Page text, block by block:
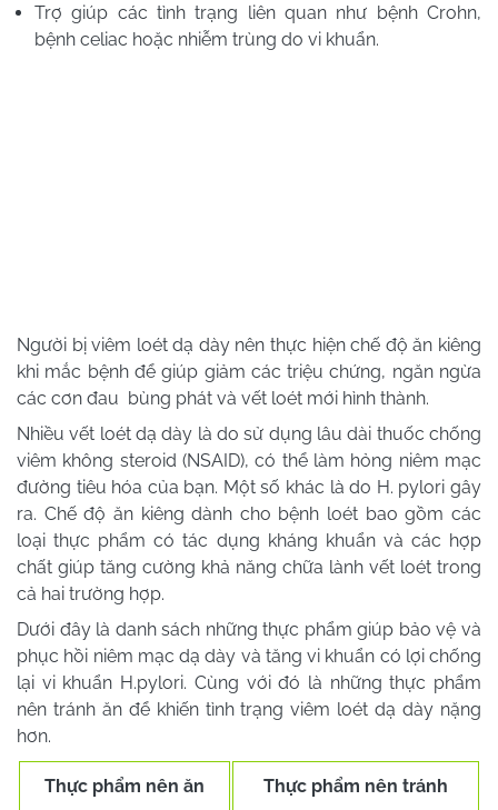
Trợ giúp các tình trạng liên quan như bệnh Crohn,
bệnh celiac hoặc nhiễm trùng do vi khuẩn.
Người bị viêm loét dạ dày nên thực hiện chế độ ăn kiêng
khi mắc bệnh để giúp giảm các triệu chứng, ngăn ngừa
các cơn đau bùng phát và vết loét mới hình thành.
Nhiều vết loét dạ dày là do sử dụng lâu dài thuốc chống
viêm không steroid (NSAID), có thể làm hỏng niêm mạc
đường tiêu hóa của bạn. Một số khác là do H. pylori gây
ra. Chế độ ăn kiêng dành cho bệnh loét bao gồm các
loại thực phẩm có tác dụng kháng khuẩn và các hợp
chất giúp tăng cường khả năng chữa lành vết loét trong
cả hai trường hợp.
Dưới đây là danh sách những thực phẩm giúp bảo vệ và
phục hồi niêm mạc dạ dày và tăng vi khuẩn có lợi chống
lại vi khuẩn H.pylori. Cùng với đó là những thực phẩm
nên tránh ăn để khiến tình trạng viêm loét dạ dày nặng
hơn.
Thực phẩm nên ăn Thực phẩm nên tránh